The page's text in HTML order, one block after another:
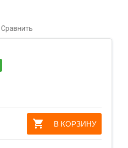
Сравнить
В КОРЗИНУ